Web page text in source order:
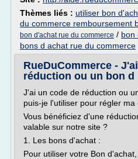
Thèmes liés : utiliser bon
du commerce remboursement
bon d'achat rue du commerce / bon
bons d achat rue du commerce
RueDuCommerce -
réduction ou un bon d
J'ai un code de réduction ou
puis-je l'utiliser pour régler ma
Vous bénéficiez d'une
valable sur notre site ?
1. Les bons d'achat :
Pour utiliser votre Bon